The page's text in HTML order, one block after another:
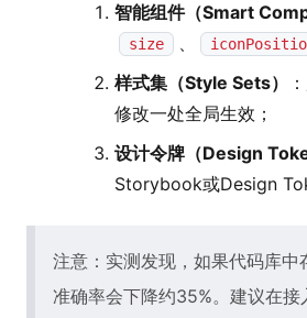
智能组件（Smart
size 、
样式集（Style Sets）
修改一处全局生效；
设计令牌（Design
Storybook或Design
注意：实测发现，如果代码库
准确率会下降约35%。建议在